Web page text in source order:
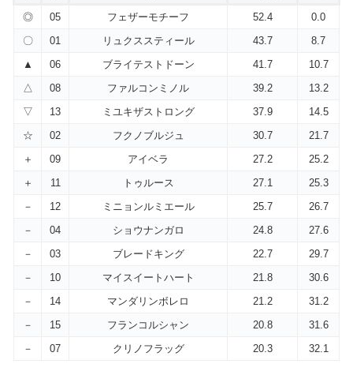
◎ 05 フェザーモチーフ 52.4
0.0
〇
01 リュクススティール 43.7
8.7
▲
06 ブライテストドーン 41.7
10.7
△
08 ファルコンミノル 39.2
13.2
▽
13 ミユキザストロング 37.9
14.5
☆
02 フクノブルジュ 30.7
21.7
＋
09 アイベラ 27.2
25.2
＋
11 トゥルース 27.1
25.3
－
12 ミニョンルミエール 25.7
26.7
－
04 ショウナンガロ 24.8
27.6
－
03 ブレードキング 22.7
29.7
－
10 マイスイートハート 21.8
30.6
－
14 マンダリンボレロ 21.2
31.2
－
15 フランコルシャン 20.8
31.6
－
07 クリノフラッグ 20.3 32.1